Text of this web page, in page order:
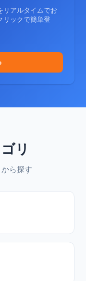
リアルタイムでお
リックで簡単登
リ
ら探す